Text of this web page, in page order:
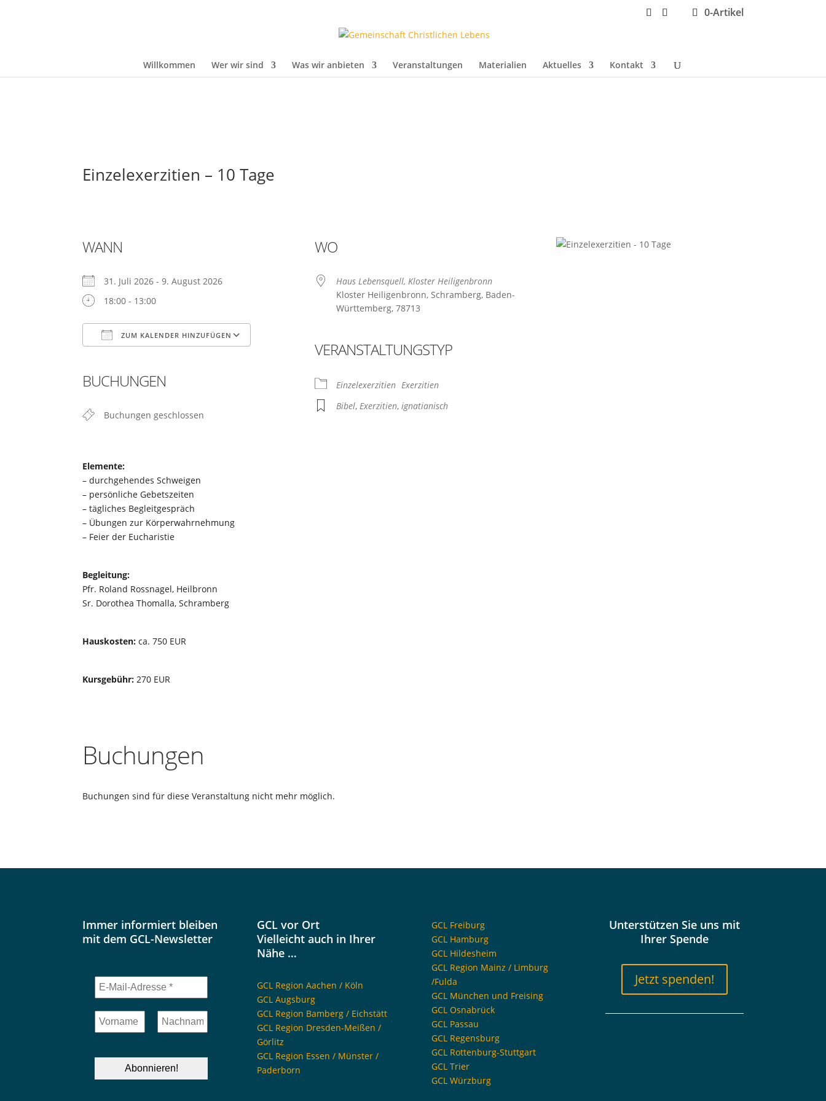
0-Artikel
Willkommen Wer wir sind Was wir anbieten Veranstaltungen Materialien Aktuelles Kontakt
Einzelexerzitien – 10 Tage
WANN
31. Juli 2026 - 9. August 2026
18:00 - 13:00
ZUM KALENDER HINZUFÜGEN
BUCHUNGEN
Buchungen geschlossen
WO
Haus Lebensquell, Kloster Heiligenbronn
Kloster Heiligenbronn, Schramberg, Baden-
Württemberg, 78713
VERANSTALTUNGSTYP
Einzelexerzitien Exerzitien
Bibel,Exerzitien,ignatianisch
Elemente:
– durchgehendes Schweigen
– persönliche Gebetszeiten
– tägliches Begleitgespräch
– Übungen zur Körperwahrnehmung
– Feier der Eucharistie
Begleitung:
Pfr. Roland Rossnagel, Heilbronn
Sr. Dorothea Thomalla, Schramberg
Hauskosten: ca. 750 EUR
Kursgebühr: 270 EUR
Buchungen
Buchungen sind für diese Veranstaltung nicht mehr möglich.
Immer informiert bleiben
mit dem GCL-Newsletter
GCL vor Ort
Vielleicht auch in Ihrer
Nähe …
GCL Region Aachen / Köln
GCL Augsburg
GCL Region Bamberg / Eichstätt
GCL Region Dresden-Meißen /
Görlitz
GCL Region Essen / Münster /
Paderborn
GCL Freiburg
GCL Hamburg
GCL Hildesheim
GCL Region Mainz / Limburg
/Fulda
GCL München und Freising
GCL Osnabrück
GCL Passau
GCL Regensburg
GCL Rottenburg-Stuttgart
GCL Trier
GCL Würzburg
Unterstützen Sie uns mit
Ihrer Spende
Jetzt spenden!